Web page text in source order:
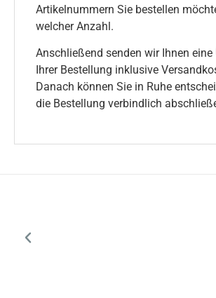
Artikelnummern Sie bestellen
welcher Anzahl.
Anschließend senden wir Ihnen eine
Ihrer Bestellung inklusive
Danach können Sie in Ruhe
die Bestellung verbindlich